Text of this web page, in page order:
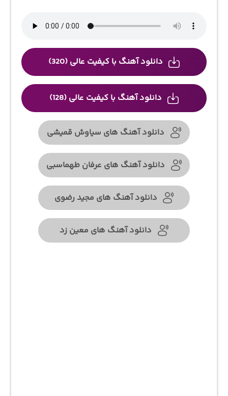
دانلود آهنگ با کیفیت عالی (320)
دانلود آهنگ با کیفیت عالی (128)
دانلود آهنگ های سیاوش قمیشی
دانلود آهنگ های عرفان طهماسبی
دانلود آهنگ های مجید رضوی
دانلود آهنگ های معین زد